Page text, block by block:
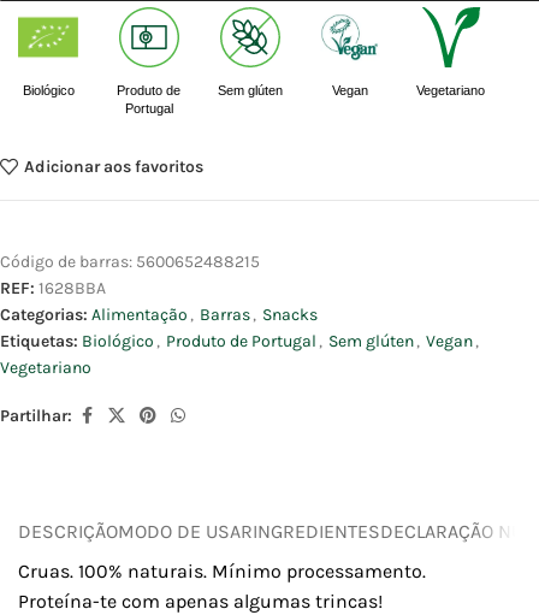
Biológico
Produto de
Portugal
Sem glúten Vegan Vegetariano
Adicionar aos favoritos
Código de barras: 5600652488215
REF: 1628BBA
Categorias: Alimentação , Barras, Snacks
Etiquetas: Biológico , Produto de Portugal , Sem glúten, Vegan,
Vegetariano
Partilhar:
DESCRIÇÃOMODO DE USARINGREDIENTESDECLARAÇÃO
Cruas. 100% naturais. Mínimo processamento.
Proteína-te com apenas algumas trincas!